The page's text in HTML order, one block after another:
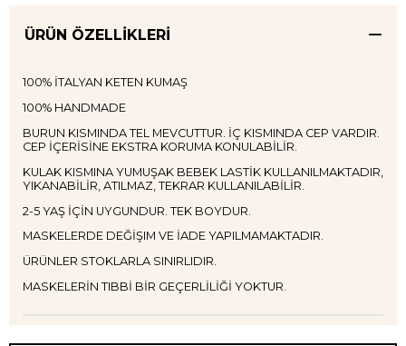
ÜRÜN ÖZELLIKLERI
100% İTALYAN KETEN KUMAŞ
100% HANDMADE
BURUN KISMINDA TEL MEVCUTTUR. İÇ KISMINDA CEP VARDIR.
CEP İÇERİSİNE EKSTRA KORUMA KONULABİLİR.
KULAK KISMINA YUMUŞAK BEBEK LASTİK KULLANILMAKTADIR,
YIKANABİLİR, ATILMAZ, TEKRAR KULLANILABİLİR.
2-5 YAŞ İÇİN UYGUNDUR. TEK BOYDUR.
MASKELERDE DEĞİŞIM VE İADE YAPILMAMAKTADIR.
ÜRÜNLER STOKLARLA SINIRLIDIR.
MASKELERİN TIBBİ BİR GEÇERLİLİĞİ YOKTUR.